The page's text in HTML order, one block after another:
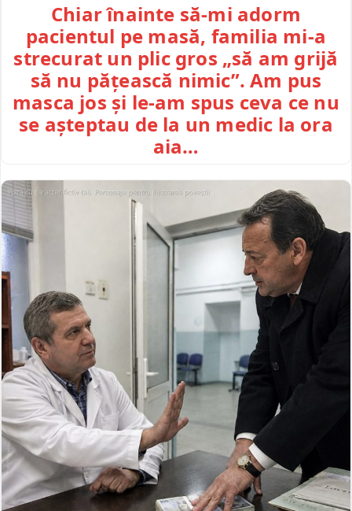
Chiar înainte să-mi adorm
pacientul pe masă, familia mi-a
strecurat un plic gros „să am grijă
să nu pățească nimic”. Am pus
masca jos și le-am spus ceva ce nu
se așteptau de la un medic la ora
aia…